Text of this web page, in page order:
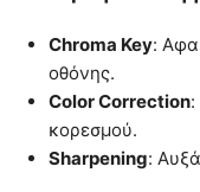
Chroma Key:
οθόνης.
Color Correction
κορεσμού.
Sharpening: